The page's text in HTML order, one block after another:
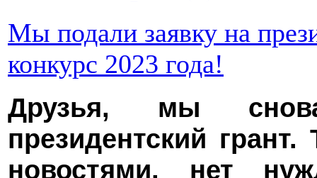
Мы подали заявку на
конкурс 2023 года!
Друзья, мы
президентский
новостями, нет